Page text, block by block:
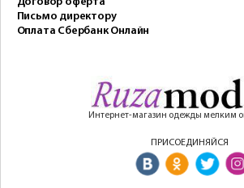
Письмо директору
Оплата Сбербанк Онлайн
Интернет-магазин одежды мелким
ПРИСОЕДИНЯЙСЯ